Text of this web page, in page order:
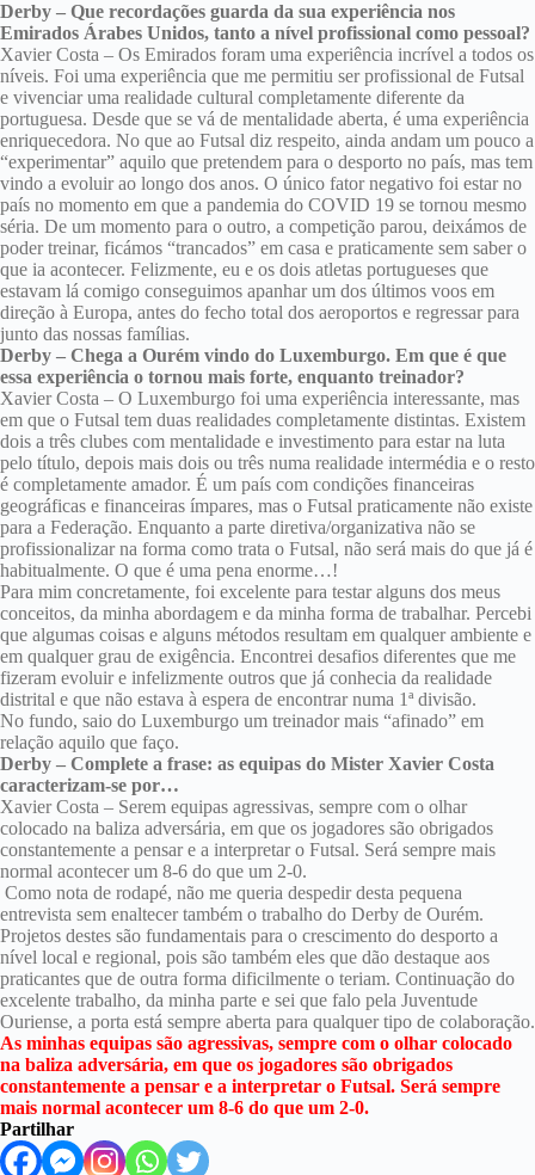
Derby – Que recordações guarda da sua experiência nos
Emirados Árabes Unidos, tanto a nível profissional como pessoal?
Xavier Costa – Os Emirados foram uma experiência incrível a todos os
níveis. Foi uma experiência que me permitiu ser profissional de Futsal
e vivenciar uma realidade cultural completamente diferente da
portuguesa. Desde que se vá de mentalidade aberta, é uma experiência
enriquecedora. No que ao Futsal diz respeito, ainda andam um pouco a
“experimentar” aquilo que pretendem para o desporto no país, mas tem
vindo a evoluir ao longo dos anos. O único fator negativo foi estar no
país no momento em que a pandemia do COVID 19 se tornou mesmo
séria. De um momento para o outro, a competição parou, deixámos de
poder treinar, ficámos “trancados” em casa e praticamente sem saber o
que ia acontecer. Felizmente, eu e os dois atletas portugueses que
estavam lá comigo conseguimos apanhar um dos últimos voos em
direção à Europa, antes do fecho total dos aeroportos e regressar para
junto das nossas famílias.
Derby – Chega a Ourém vindo do Luxemburgo. Em que é que
essa experiência o tornou mais forte, enquanto treinador?
Xavier Costa – O Luxemburgo foi uma experiência interessante, mas
em que o Futsal tem duas realidades completamente distintas. Existem
dois a três clubes com mentalidade e investimento para estar na luta
pelo título, depois mais dois ou três numa realidade intermédia e o resto
é completamente amador. É um país com condições financeiras
geográficas e financeiras ímpares, mas o Futsal praticamente não existe
para a Federação. Enquanto a parte diretiva/organizativa não se
profissionalizar na forma como trata o Futsal, não será mais do que já é
habitualmente. O que é uma pena enorme…!
Para mim concretamente, foi excelente para testar alguns dos meus
conceitos, da minha abordagem e da minha forma de trabalhar. Percebi
que algumas coisas e alguns métodos resultam em qualquer ambiente e
em qualquer grau de exigência. Encontrei desafios diferentes que me
fizeram evoluir e infelizmente outros que já conhecia da realidade
distrital e que não estava à espera de encontrar numa 1ª divisão.
No fundo, saio do Luxemburgo um treinador mais “afinado” em
relação aquilo que faço.
Derby – Complete a frase: as equipas do Mister Xavier Costa
caracterizam-se por…
Xavier Costa – Serem equipas agressivas, sempre com o olhar
colocado na baliza adversária, em que os jogadores são obrigados
constantemente a pensar e a interpretar o Futsal. Será sempre mais
normal acontecer um 8-6 do que um 2-0.
Como nota de rodapé, não me queria despedir desta pequena
entrevista sem enaltecer também o trabalho do Derby de Ourém.
Projetos destes são fundamentais para o crescimento do desporto a
nível local e regional, pois são também eles que dão destaque aos
praticantes que de outra forma dificilmente o teriam. Continuação do
excelente trabalho, da minha parte e sei que falo pela Juventude
Ouriense, a porta está sempre aberta para qualquer tipo de colaboração.
As minhas equipas são agressivas, sempre com o olhar colocado
na baliza adversária, em que os jogadores são obrigados
constantemente a pensar e a interpretar o Futsal. Será sempre
mais normal acontecer um 8-6 do que um 2-0.
Partilhar